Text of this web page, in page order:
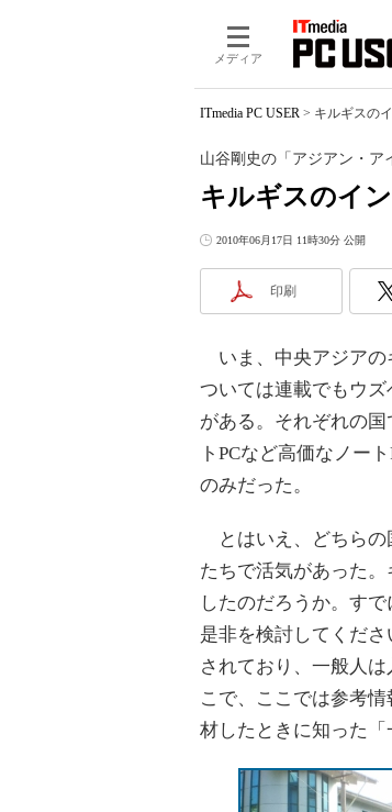
メディア
ITmedia PC USER > キルギスの
キルギスのイ
山谷剛史の「アジアン・ア
2010年06月17日 11時30分 公開
印刷
いま、中央アジアの
ついては連載でもウ
がある。それぞれの
トPCなど高価なノー
のみだった。
とはいえ、どちらの
たちで活気があった
したのだろうか。す
是非を検討してくだ
されており、一般人
こで、ここでは参考
材したときに知った「